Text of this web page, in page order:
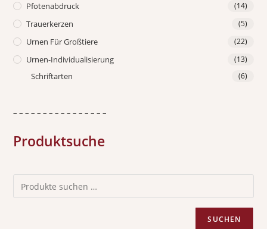
Pfotenabdruck (14)
Trauerkerzen (5)
Urnen Für Großtiere (22)
Urnen-Individualisierung (13)
Schriftarten (6)
– – – – – – – – – – – – – – – –
Produktsuche
SUCHEN